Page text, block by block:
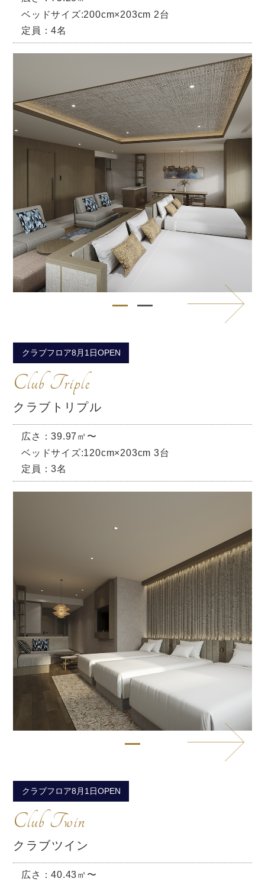
ベッドサイズ:200cm×203cm 2台
定員：4名
クラブフロア8月1日OPEN
Club Triple
クラブトリプル
広さ：39.97㎡〜
ベッドサイズ:120cm×203cm 3台
定員：3名
クラブフロア8月1日OPEN
Club Twin
クラブツイン
広さ：40.43㎡〜